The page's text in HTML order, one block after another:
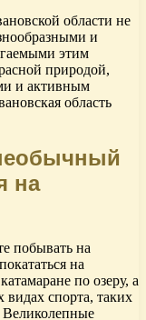
области не
и
этим
природой,
и активным
область
на
побывать на
на
по озеру, а
видах спорта, таких
Великолепные